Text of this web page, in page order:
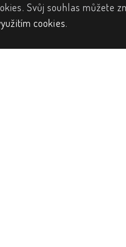
Svůj souhlas můžete
cookies.